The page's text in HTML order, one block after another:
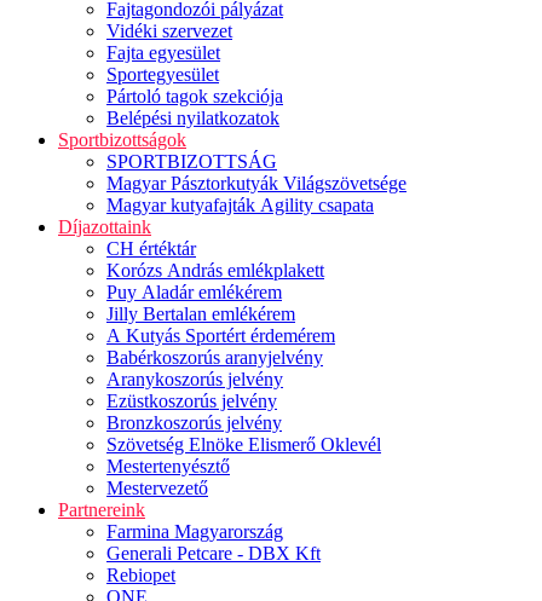
Fajtagondozói pályázat
Vidéki szervezet
Fajta egyesület
Sportegyesület
Pártoló tagok szekciója
Belépési nyilatkozatok
Sportbizottságok
SPORTBIZOTTSÁG
Magyar Pásztorkutyák Világszövetsége
Magyar kutyafajták Agility csapata
Díjazottaink
CH értéktár
Korózs András emlékplakett
Puy Aladár emlékérem
Jilly Bertalan emlékérem
A Kutyás Sportért érdemérem
Babérkoszorús aranyjelvény
Aranykoszorús jelvény
Ezüstkoszorús jelvény
Bronzkoszorús jelvény
Szövetség Elnöke Elismerő Oklevél
Mestertenyésztő
Mestervezető
Partnereink
Farmina Magyarország
Generali Petcare - DBX Kft
Rebiopet
ONE